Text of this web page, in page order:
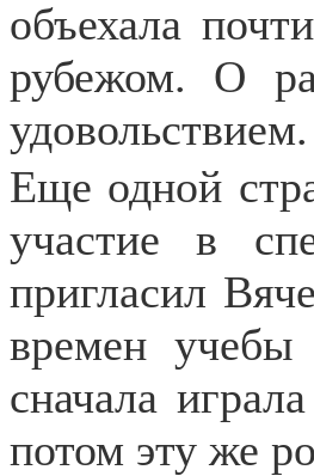
объехала
рубежом. О
удовольствием.
Еще одной
участие в
пригласил
времен учебы
сначала
потом эту же